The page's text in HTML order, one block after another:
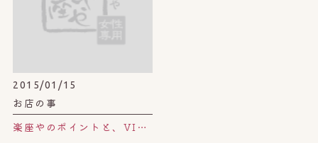
2015/01/15
お店の事
楽座やのポイントと、VIP会員様。